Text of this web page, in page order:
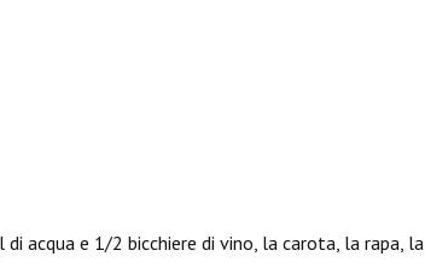
acqua e 1/2 bicchiere di vino, la carota, la rapa, la